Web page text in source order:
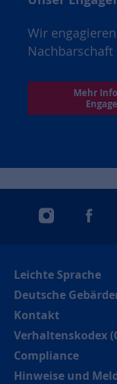
Wir
Mehr
instagram
Leichte Sprache
Deutsche
Kontakt
Verhaltenskodex
Compliance
Hinweise und